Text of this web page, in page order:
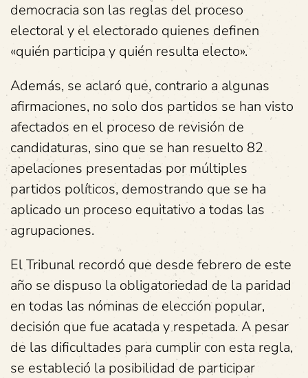
democracia son las reglas del proceso
electoral y el electorado quienes definen
«quién participa y quién resulta electo».
Además, se aclaró que, contrario a algunas
afirmaciones, no solo dos partidos se han visto
afectados en el proceso de revisión de
candidaturas, sino que se han resuelto 82
apelaciones presentadas por múltiples
partidos políticos, demostrando que se ha
aplicado un proceso equitativo a todas las
agrupaciones.
El Tribunal recordó que desde febrero de este
año se dispuso la obligatoriedad de la paridad
en todas las nóminas de elección popular,
decisión que fue acatada y respetada. A pesar
de las dificultades para cumplir con esta regla,
se estableció la posibilidad de participar